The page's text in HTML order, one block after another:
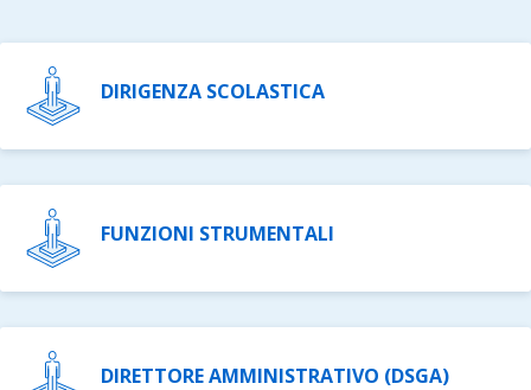
DIRIGENZA SCOLASTICA
FUNZIONI STRUMENTALI
DIRETTORE AMMINISTRATIVO (DSGA)